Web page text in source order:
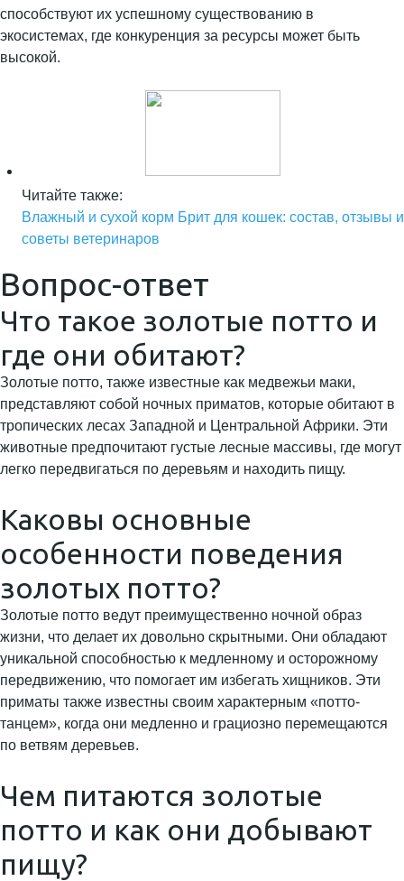
способствуют их успешному существованию в
экосистемах, где конкуренция за ресурсы может быть
высокой.
Читайте также:
Влажный и сухой корм Брит для кошек: состав, отзывы и
советы ветеринаров
Вопрос-ответ
Что такое золотые потто и
где они обитают?
Золотые потто, также известные как медвежьи маки,
представляют собой ночных приматов, которые обитают в
тропических лесах Западной и Центральной Африки. Эти
животные предпочитают густые лесные массивы, где могут
легко передвигаться по деревьям и находить пищу.
Каковы основные
особенности поведения
золотых потто?
Золотые потто ведут преимущественно ночной образ
жизни, что делает их довольно скрытными. Они обладают
уникальной способностью к медленному и осторожному
передвижению, что помогает им избегать хищников. Эти
приматы также известны своим характерным «потто-
танцем», когда они медленно и грациозно перемещаются
по ветвям деревьев.
Чем питаются золотые
потто и как они добывают
пищу?